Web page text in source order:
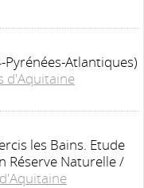
Pyrénées-Atlantiques)
d'Aquitaine
les Bains. Etude
Réserve Naturelle/